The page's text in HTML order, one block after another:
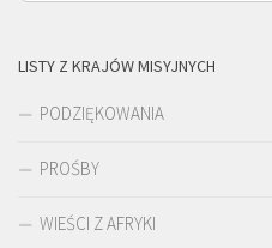
LISTY Z KRAJÓW MISYJNYCH
PODZIĘKOWANIA
PROŚBY
WIEŚCI Z AFRYKI